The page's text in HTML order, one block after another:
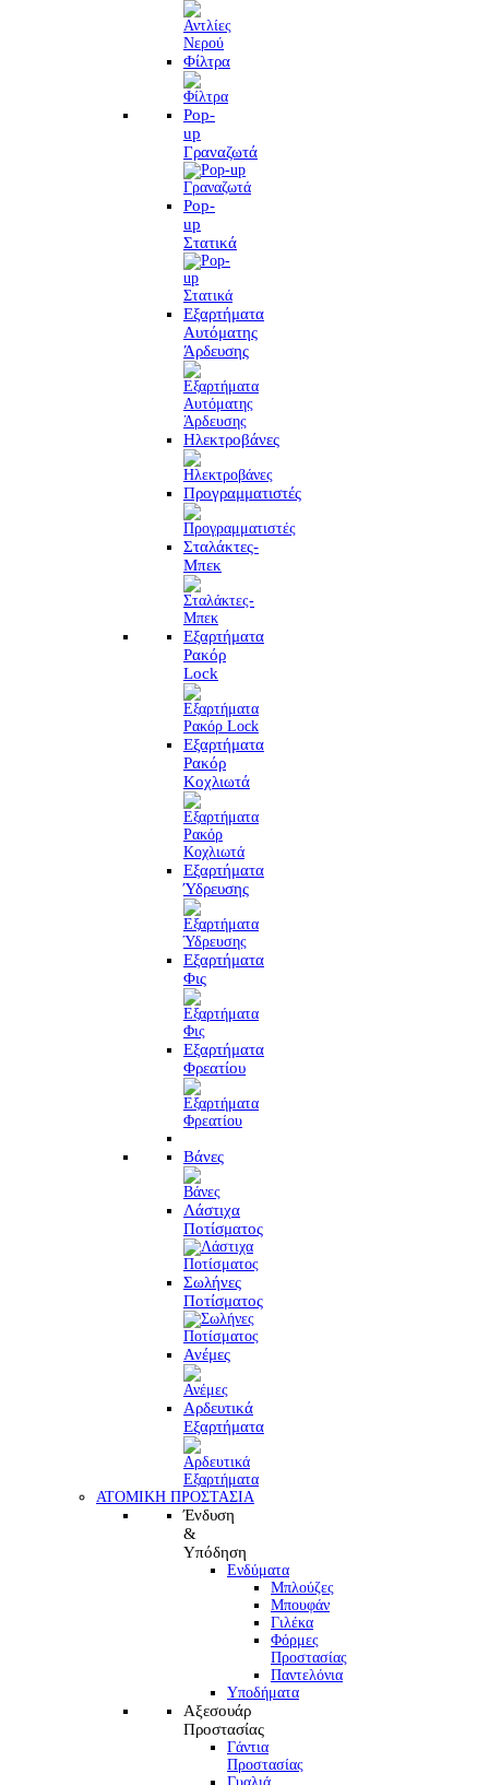
Φίλτρα
Pop-
up
Γραναζωτά
Pop-
up
Στατικά
Εξαρτήματα
Αυτόματης
Άρδευσης
Ηλεκτροβάνες
Προγραμματιστές
Σταλάκτες-
Μπεκ
Εξαρτήματα
Ρακόρ
Lock
Εξαρτήματα
Ρακόρ
Κοχλιωτά
Εξαρτήματα
Ύδρευσης
Εξαρτήματα
Φις
Εξαρτήματα
Φρεατίου
Βάνες
Λάστιχα
Ποτίσματος
Σωλήνες
Ποτίσματος
Ανέμες
Αρδευτικά
Εξαρτήματα
ΑΤΟΜΙΚΗ ΠΡΟΣΤΑΣΙΑ
Ένδυση
&
Υπόδηση
Ενδύματα
Μπλούζες
Μπουφάν
Γιλέκα
Φόρμες
Προστασίας
Παντελόνια
Υποδήματα
Αξεσουάρ
Προστασίας
Γάντια
Προστασίας